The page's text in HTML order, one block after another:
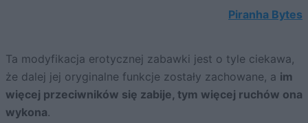
Piranha Bytes
Ta modyfikacja erotycznej zabawki jest o tyle ciekawa,
że dalej jej oryginalne funkcje zostały zachowane, a im
więcej przeciwników się zabije, tym więcej ruchów ona
wykona.